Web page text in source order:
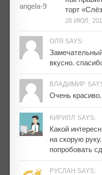
торт
28 ИЮЛ,
ОЛЯ SAYS:
вкусно.
ВЛАДИМИР
Очень
КИРИЛЛ SAYS:
Какой
на скорую
попробовать
РУСЛАН SAYS: